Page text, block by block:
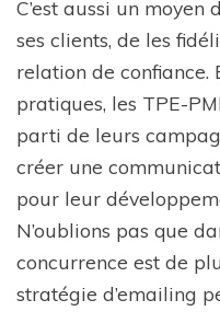
C’est aussi un
ses clients, de les
relation de confiance.
pratiques, les TPE-
parti de leurs
créer une
pour leur
N’oublions pas que
concurrence est de
stratégie d’emailing